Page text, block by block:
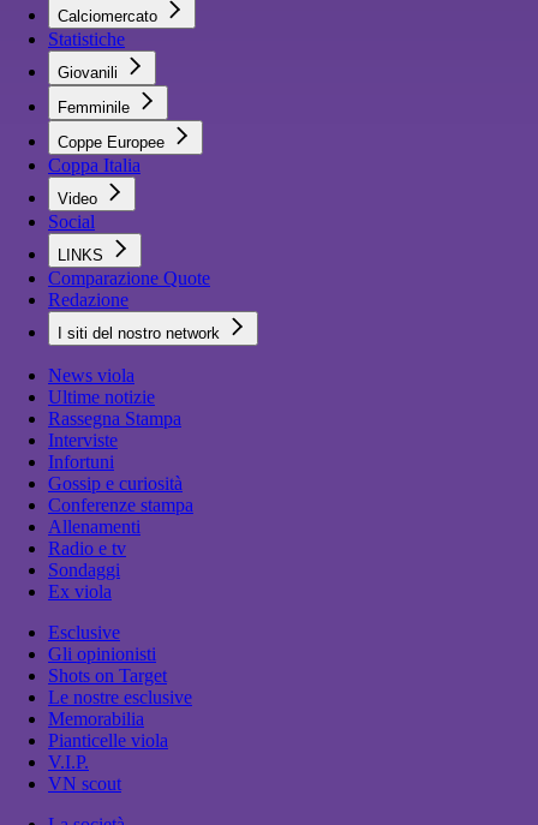
Calciomercato
Statistiche
Giovanili
Femminile
Coppe Europee
Coppa Italia
Video
Social
LINKS
Comparazione Quote
Redazione
I siti del nostro network
News viola
Ultime notizie
Rassegna Stampa
Interviste
Infortuni
Gossip e curiosità
Conferenze stampa
Allenamenti
Radio e tv
Sondaggi
Ex viola
Esclusive
Gli opinionisti
Shots on Target
Le nostre esclusive
Memorabilia
Pianticelle viola
V.I.P.
VN scout